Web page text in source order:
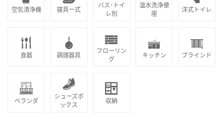
空気清浄機 寝具一式
バス･トイ
レ別
温水洗浄便
座
洋式トイレ
食器 調理器具
フローリン
グ
キッチン ブラインド
ベランダ
シューズボ
ックス
収納